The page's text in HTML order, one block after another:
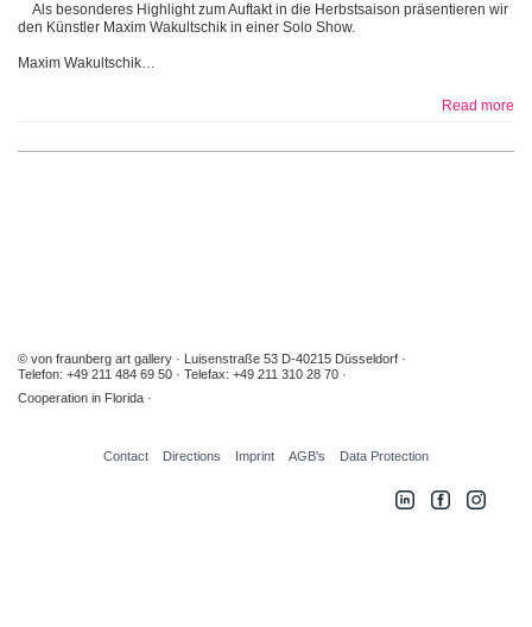
Als besonderes Highlight zum Auftakt in die Herbstsaison präsentieren wir
den Künstler Maxim Wakultschik in einer Solo Show.
Maxim Wakultschik…
Read more
© von fraunberg art gallery
Luisenstraße 53 D-40215 Düsseldorf
Telefon: +49 211 484 69 50
Telefax: +49 211 310 28 70
Cooperation in Florida
Contact Directions Imprint AGB's Data Protection